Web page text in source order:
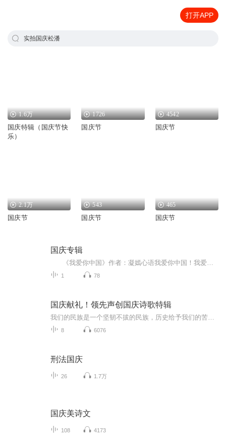
打开APP
实拍国庆松潘
1.6万
国庆特辑（国庆节快
乐）
1726
国庆节
4542
国庆节
2.1万
国庆节
543
国庆节
465
国庆节
国庆专辑
1 78
国庆献礼！领先声创国庆诗歌特辑
8 6076
刑法国庆
26 1.7万
国庆美诗文
108 4173